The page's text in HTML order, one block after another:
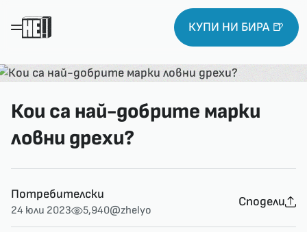
КУПИ НИ БИРА 🍺
Кои са най-добрите марки
ловни дрехи?
Потребителски
24 юли 2023 5,940@zhelyo
Сподели